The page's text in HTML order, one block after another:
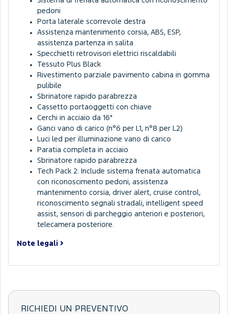
pedoni
Porta laterale scorrevole destra
Assistenza mantenimento corsia, ABS, ESP,
assistenza partenza in salita
Specchietti retrovisori elettrici riscaldabili
Tessuto Plus Black
Rivestimento parziale pavimento cabina in gomma
pulibile
Sbrinatore rapido parabrezza
Cassetto portaoggetti con chiave
Cerchi in acciaio da 16"
Ganci vano di carico (n°6 per L1, n°8 per L2)
Luci led per illuminazione vano di carico
Paratia completa in acciaio
Sbrinatore rapido parabrezza
Tech Pack 2: Include sistema frenata automatica
con riconoscimento pedoni, assistenza
mantenimento corsia, driver alert, cruise control,
riconoscimento segnali stradali, intelligent speed
assist, sensori di parcheggio anteriori e posteriori,
telecamera posteriore.
Note legali
RICHIEDI UN PREVENTIVO